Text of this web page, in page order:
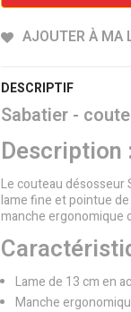
AJOUTER À MA
DESCRIPTIF
Sabatier -
Description :
Le couteau désosseur
lame fine et pointue
manche ergonomique
Lame de 13 cm en
Manche